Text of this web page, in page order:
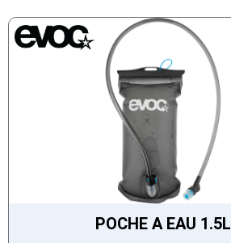
POCHE A EAU 1.5L